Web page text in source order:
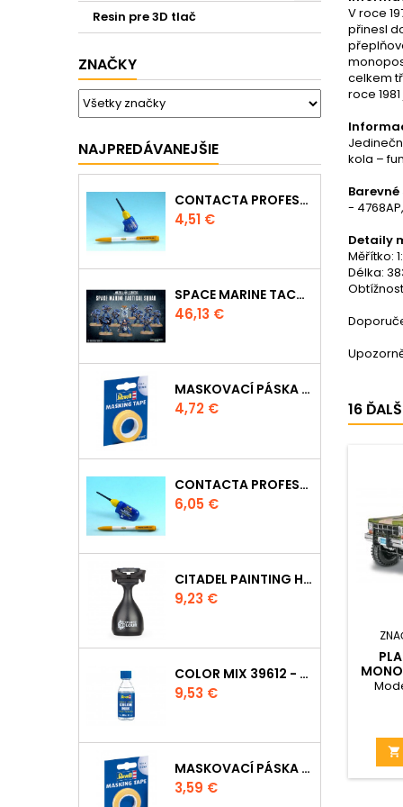
Resin pre 3D tlač
ZNAČKY
NAJPREDÁVANEJŠIE
CONTACTA PROFESSIONAL MINI 39608 - 12,5G
Cena
4,51 €
SPACE MARINE TACTICAL SQUAD
Cena
46,13 €
MASKOVACÍ PÁSKA 39695 - 10MM
Cena
4,72 €
CONTACTA PROFESSIONAL 39604 - 25G
Cena
6,05 €
CITADEL PAINTING HANDLE
Cena
9,23 €
COLOR MIX 39612 - ŘEDIDLO 100ML
Cena
9,53 €
MASKOVACÍ PÁSKA 39694 - 6MM
Cena
3,59 €
V roce
přinesl
celkem
roce
kola –
-
Detaily
Měřítko:
Délka:
16
- '78
